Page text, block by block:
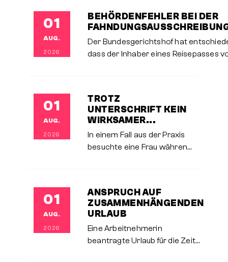
01
AUG.
2026
BEHÖRDENFEHLER BEI DER
Der Bundesgerichtshof hat
dass der Inhaber eines Reisepasses
ersetzen, die er nicht
01
AUG.
2026
TROTZ
UNTERSCHRIFT KEIN
WIRKSAMER...
In einem Fall aus der Praxis
besuchte eine Frau während
Küche geweckt. Sie
unterschrieb schließlich
01
AUG.
2026
ANSPRUCH AUF
ZUSAMMENHÄNGENDEN
URLAUB
Eine Arbeitnehmerin
beantragte Urlaub für die Zeit